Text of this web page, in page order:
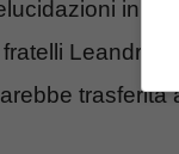
in
Leandro
trasferita